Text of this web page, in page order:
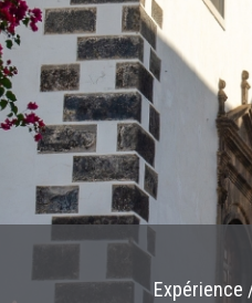
Expérience